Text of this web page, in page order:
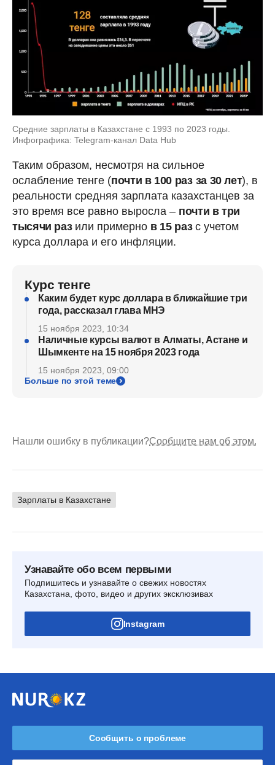
Средние зарплаты в Казахстане с 1993 по 2023 годы.
Инфографика: Telegram-канал Data Hub
Таким образом, несмотря на сильное
ослабление тенге (почти в 100 раз за 30 лет), в
реальности средняя зарплата казахстанцев за
это время все равно выросла – почти в три
тысячи разили примерно в 15 разс учетом
курса доллара и его инфляции.
Курс тенге
Каким будет курс доллара в ближайшие три
года, рассказал глава МНЭ
15 ноября 2023, 10:34
Наличные курсы валют в Алматы, Астане и
Шымкенте на 15 ноября 2023 года
15 ноября 2023, 09:00
Больше по этой теме
Нашли ошибку в публикации?Сообщите нам об этом.
Зарплаты в Казахстане
Узнавайте обо всем первыми
Подпишитесь и узнавайте о свежих новостях
Казахстана, фото, видео и других эксклюзивах
Instagram
Сообщить о проблеме